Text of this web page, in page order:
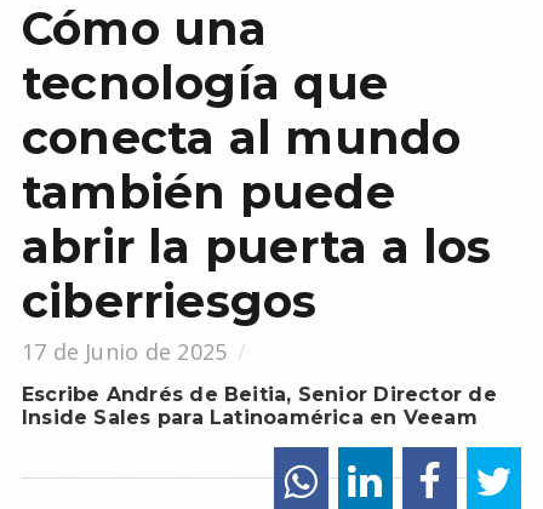
Cómo una
tecnología que
conecta al mundo
también puede
abrir la puerta a los
ciberriesgos
17 de Junio de 2025
Escribe Andrés de Beitia, Senior Director de
Inside Sales para Latinoamérica en Veeam